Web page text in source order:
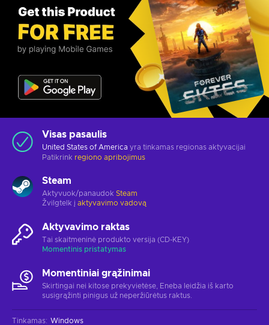
Visas pasaulis
United States of America yra tinkamas regionas aktyvacijai
Patikrink regiono apribojimus
Steam
Aktyvuok/panaudok Steam
Žvilgtelk į aktyvavimo vadovą
Aktyvavimo raktas
Tai skaitmeninė produkto versija (CD-KEY)
Momentinis pristatymas
Momentiniai grąžinimai
Skirtingai nei kitose prekyvietėse, Eneba leidžia iš karto
susigrąžinti pinigus už neperžiūrėtus raktus.
Tinkamas: Windows